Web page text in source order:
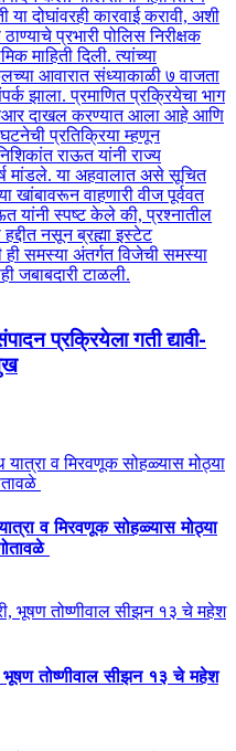
प्रक्रियेला गती द्यावी-
व मिरवणूक सोहळ्यास मोठ्या
भूषण तोष्णीवाल सीझन १३ चे महेश